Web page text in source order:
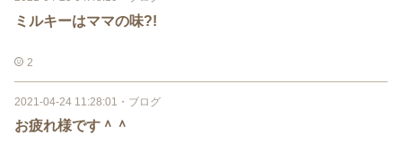
ミルキーはママの味?!
2
2021-04-24 11:28:01 ・ ブログ
お疲れ様です＾＾